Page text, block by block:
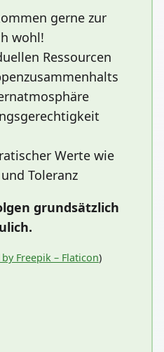
gerne zur
wohl!
Ressourcen
Werte wie
Toleranz
grundsätzlich
Freepik – Flaticon)